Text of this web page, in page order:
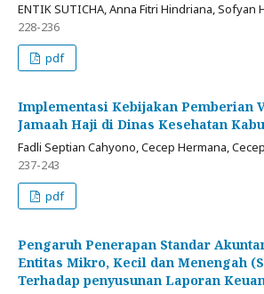
ENTIK SUTICHA, Anna Fitri Hindriana, Sofyan
228-236
pdf
Implementasi Kebijakan Pemberian
Jamaah Haji di Dinas Kesehatan
Fadli Septian Cahyono, Cecep Hermana,
237-243
pdf
Pengaruh Penerapan Standar
Entitas Mikro, Kecil dan Menengah
Terhadap penyusunan Laporan